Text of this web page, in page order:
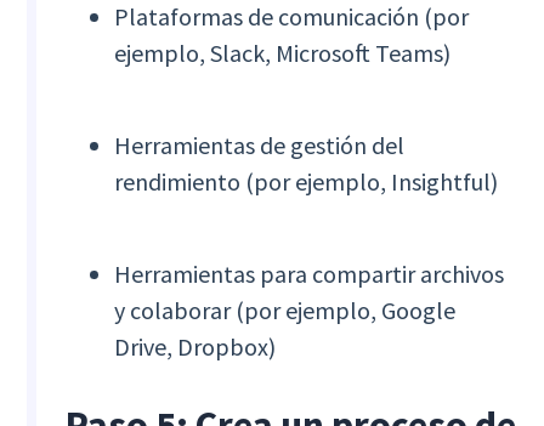
Plataformas de comunicación (por
ejemplo, Slack, Microsoft Teams)
Herramientas de gestión del
rendimiento (por ejemplo, Insightful)
Herramientas para compartir archivos
y colaborar (por ejemplo, Google
Drive, Dropbox)